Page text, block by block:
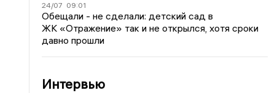
24/07 09:01
Обещали - не сделали: детский сад в
ЖК «Отражение» так и не открылся, хотя сроки
давно прошли
Интервью